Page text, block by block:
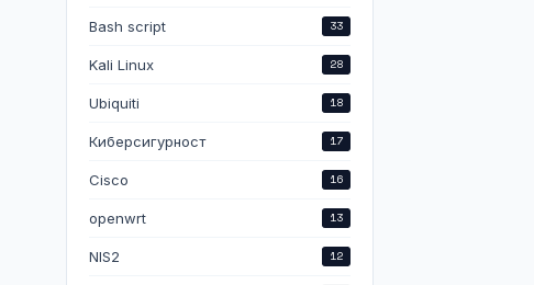
Bash script 33
Kali Linux 28
Ubiquiti 18
Киберсигурност 17
Cisco 16
openwrt 13
NIS2 12